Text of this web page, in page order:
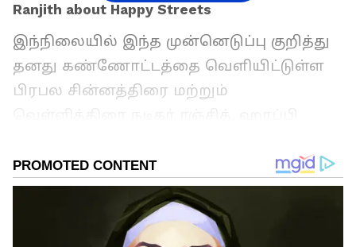
Ranjith about Happy Streets
இந்நிலையில் இந்த முன்னெடுப்பு குறித்து
தனது கண்ணோட்டத்தை வெளியிட்டுள்ள
பிரபல சின்னத்திரை மற்றும்
உள்ளார். பெண்கள் அரைகுறை ஆடை
அணிந்து சாலையில் நடனம் ஆடுவது
ஏற்புடையது அல்ல என்று அவர்
தெரிவித்துள்ளார்.